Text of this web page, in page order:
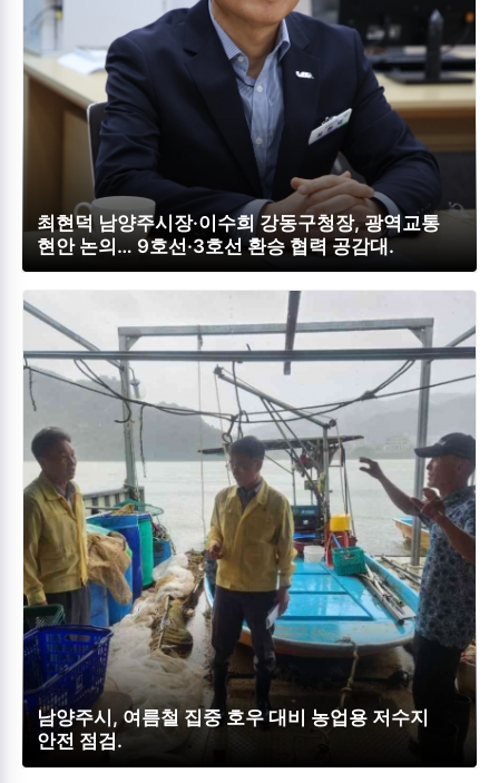
최현덕 남양주시장·이수희 강동구청장, 광역교통
현안 논의… 9호선·3호선 환승 협력 공감대.
남양주시, 여름철 집중 호우 대비 농업용 저수지
안전 점검.